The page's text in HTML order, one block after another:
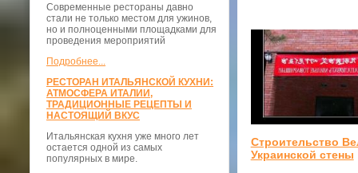
Современные рестораны давно
стали не только местом для ужинов,
но и полноценными площадками для
проведения мероприятий
Подробнее...
РЕСТОРАН ИТАЛЬЯНСКОЙ КУХНИ:
АТМОСФЕРА ИТАЛИИ,
ТРАДИЦИОННЫЕ РЕЦЕПТЫ И
НАСТОЯЩИЙ ВКУС
Итальянская кухня уже много лет
остается одной из самых
популярных в мире.
Строительство
Украинской стены